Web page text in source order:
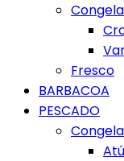
Fresco
BARBACOA
PESCADO